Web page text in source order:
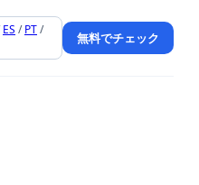
ES /PT/
無料でチェック